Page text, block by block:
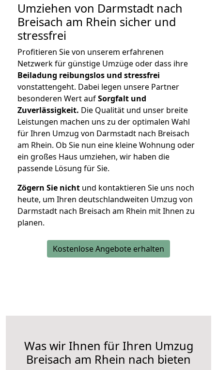
Umziehen von Darmstadt nach
Breisach am Rhein sicher und
stressfrei
Profitieren Sie von unserem erfahrenen
Netzwerk für günstige Umzüge oder dass ihre
Beiladung reibungslos und stressfrei
vonstattengeht. Dabei legen unsere Partner
besonderen Wert aufSorgfalt und
Zuverlässigkeit. Die Qualität und unser breite
Leistungen machen uns zu der optimalen Wahl
für Ihren Umzug von Darmstadt nach Breisach
am Rhein. Ob Sie nun eine kleine Wohnung oder
ein großes Haus umziehen, wir haben die
passende Lösung für Sie.
Zögern Sie nicht und kontaktieren Sie uns noch
heute, um Ihren deutschlandweiten Umzug von
Darmstadt nach Breisach am Rhein mit Ihnen zu
planen.
Kostenlose Angebote erhalten
Was wir Ihnen für Ihren Umzug
Breisach am Rhein nach bieten